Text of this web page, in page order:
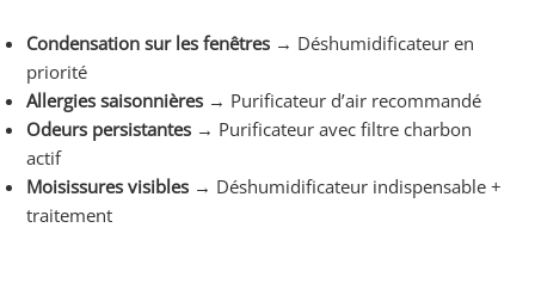
Condensation sur les fenêtres → Déshumidificateur en
priorité
Allergies saisonnières → Purificateur d’air recommandé
Odeurs persistantes → Purificateur avec filtre charbon
actif
Moisissures visibles → Déshumidificateur indispensable +
traitement